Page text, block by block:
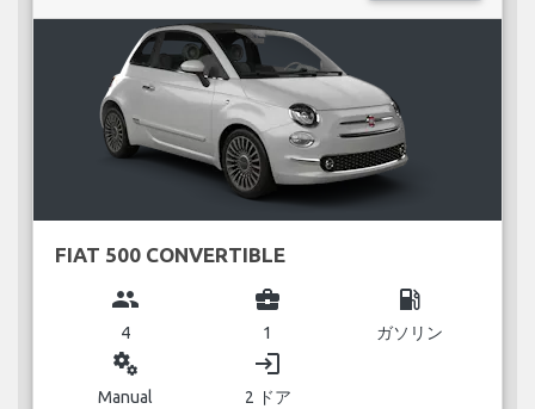
FIAT 500 CONVERTIBLE
group
4
business_center
1
local_gas_station
ガソリン
miscellaneous_services
Manual
login
2 ドア